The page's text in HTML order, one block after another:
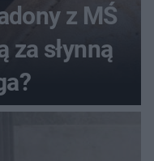
z MŚ
za słynną